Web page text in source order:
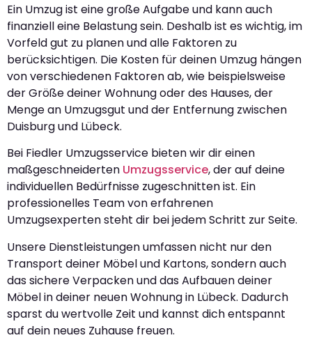
Ein Umzug ist eine große Aufgabe und kann auch
finanziell eine Belastung sein. Deshalb ist es wichtig, im
Vorfeld gut zu planen und alle Faktoren zu
berücksichtigen. Die Kosten für deinen Umzug hängen
von verschiedenen Faktoren ab, wie beispielsweise
der Größe deiner Wohnung oder des Hauses, der
Menge an Umzugsgut und der Entfernung zwischen
Duisburg und Lübeck.
Bei Fiedler Umzugsservice bieten wir dir einen
maßgeschneiderten Umzugsservice, der auf deine
individuellen Bedürfnisse zugeschnitten ist. Ein
professionelles Team von erfahrenen
Umzugsexperten steht dir bei jedem Schritt zur Seite.
Unsere Dienstleistungen umfassen nicht nur den
Transport deiner Möbel und Kartons, sondern auch
das sichere Verpacken und das Aufbauen deiner
Möbel in deiner neuen Wohnung in Lübeck. Dadurch
sparst du wertvolle Zeit und kannst dich entspannt
auf dein neues Zuhause freuen.